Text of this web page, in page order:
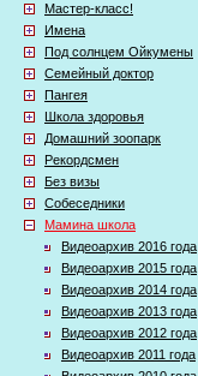
Мастер-класс!
Имена
Под солнцем Ойкумены
Семейный доктор
Пангея
Школа здоровья
Домашний зоопарк
Рекордсмен
Без визы
Собеседники
Мамина школа
Видеоархив 2016 года
Видеоархив 2015 года
Видеоархив 2014 года
Видеоархив 2013 года
Видеоархив 2012 года
Видеоархив 2011 года